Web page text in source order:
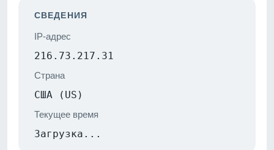
СВЕДЕНИЯ
IP-адрес
216.73.217.31
Страна
США (US)
Текущее время
Загрузка...